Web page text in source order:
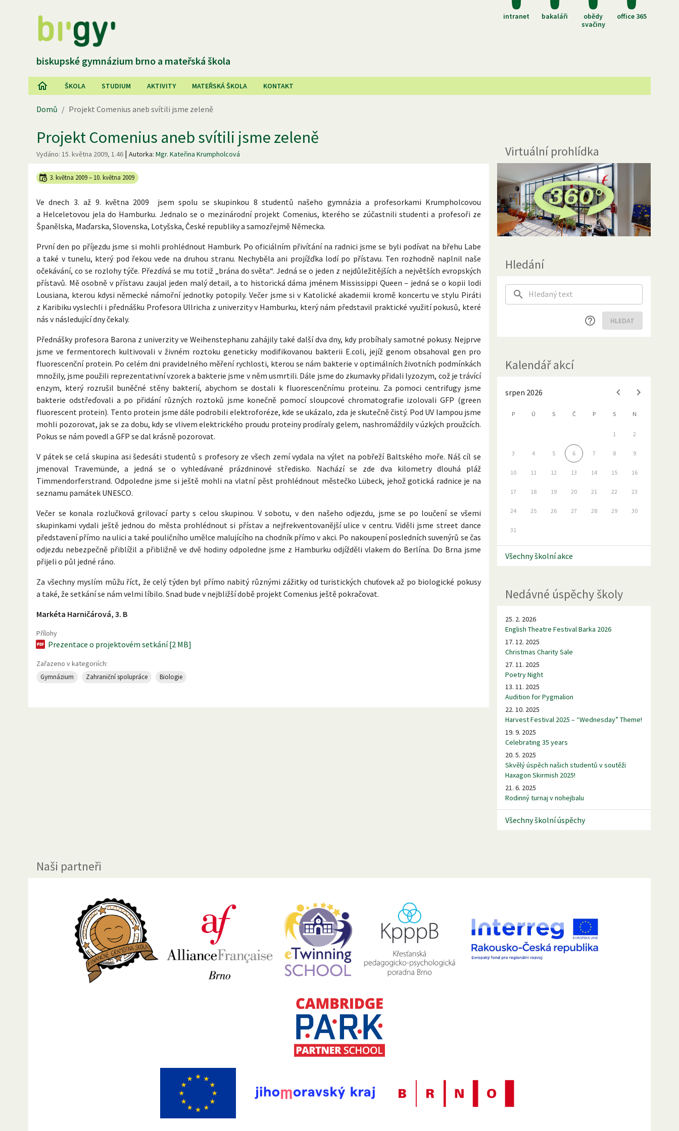
intranet bakaláři
obědy
svačiny
office 365
biskupské gymnázium brno a mateřská škola
ŠKOLA STUDIUM AKTIVITY MATEŘSKÁ ŠKOLA KONTAKT
Domů / Projekt Comenius aneb svítili jsme zeleně
Projekt Comenius aneb svítili jsme zeleně
Vydáno: 15. května 2009, 1.46 | Autorka: Mgr. Kateřina Krumpholcová
3. května 2009– 10. května 2009
Ve dnech 3. až 9. května 2009 jsem spolu se skupinkou 8 studentů našeho gymnázia a profesorkami Krumpholcovou
a Helceletovou jela do Hamburku. Jednalo se o mezinárodní projekt Comenius, kterého se zúčastnili studenti a profesoři ze
Španělska, Maďarska, Slovenska, Lotyšska, České republiky a samozřejmě Německa.
První den po příjezdu jsme si mohli prohlédnout Hamburk. Po oficiálním přivítání na radnici jsme se byli podívat na břehu Labe
a také v tunelu, který pod řekou vede na druhou stranu. Nechyběla ani projížďka lodí po přístavu. Ten rozhodně naplnil naše
očekávání, co se rozlohy týče. Přezdívá se mu totiž „brána do světa“. Jedná se o jeden z nejdůležitějších a největších evropských
přístavů. Mě osobně v přístavu zaujal jeden malý detail, a to historická dáma jménem Mississippi Queen – jedná se o kopii lodi
Lousiana, kterou kdysi německé námořní jednotky potopily. Večer jsme si v Katolické akademii kromě koncertu ve stylu Piráti
z Karibiku vyslechli i přednášku Profesora Ullricha z univerzity v Hamburku, který nám představil praktické využití pokusů, které
nás v následující dny čekaly.
Přednášky profesora Barona z univerzity ve Weihenstephanu zahájily také další dva dny, kdy probíhaly samotné pokusy. Nejprve
jsme ve fermentorech kultivovali v živném roztoku geneticky modifikovanou bakterii E.coli, jejíž genom obsahoval gen pro
fluorescenční protein. Po celém dni pravidelného měření rychlosti, kterou se nám bakterie v optimálních životních podmínkách
množily, jsme použili reprezentativní vzorek a bakterie jsme v něm usmrtili. Dále jsme do zkumavky přidali lyzozym, což je trávící
enzym, který rozrušil buněčné stěny bakterií, abychom se dostali k fluorescenčnímu proteinu. Za pomoci centrifugy jsme
bakterie odstřeďovali a po přidání různých roztoků jsme konečně pomocí sloupcové chromatografie izolovali GFP (green
fluorescent protein). Tento protein jsme dále podrobili elektroforéze, kde se ukázalo, zda je skutečně čistý. Pod UV lampou jsme
mohli pozorovat, jak se za dobu, kdy se vlivem elektrického proudu proteiny prodíraly gelem, nashromáždily v úzkých proužcích.
Pokus se nám povedl a GFP se dal krásně pozorovat.
V pátek se celá skupina asi šedesáti studentů s profesory ze všech zemí vydala na výlet na pobřeží Baltského moře. Náš cíl se
jmenoval Travemünde, a jedná se o vyhledávané prázdninové středisko. Nachází se zde dva kilometry dlouhá pláž
Timmendorferstrand. Odpoledne jsme si ještě mohli na vlatní pěst prohlédnout městečko Lübeck, jehož gotická radnice je na
seznamu památek UNESCO.
Večer se konala rozlučková grilovací party s celou skupinou. V sobotu, v den našeho odjezdu, jsme se po loučení se všemi
skupinkami vydali ještě jednou do města prohlédnout si přístav a nejfrekventovanější ulice v centru. Viděli jsme street dance
představení přímo na ulici a také pouličního umělce malujícího na chodník přímo v akci. Po nakoupení posledních suvenýrů se čas
odjezdu nebezpečně přiblížil a přibližně ve dvě hodiny odpoledne jsme z Hamburku odjížděli vlakem do Berlína. Do Brna jsme
přijeli o půl jedné ráno.
Za všechny myslím můžu říct, že celý týden byl přímo nabitý různými zážitky od turistických chuťovek až po biologické pokusy
a také, že setkání se nám velmi líbilo. Snad bude v nejbližší době projekt Comenius ještě pokračovat.
Markéta Harničárová, 3. B
Přílohy
Prezentace o projektovém setkání [2 MB]
Zařazeno v kategoriích:
Gymnázium Zahraniční spolupráce Biologie
Virtuální prohlídka
Hledání
HLEDAT
Kalendář akcí
srpen 2026
P Ú S Č P S N
1 2
3 4 5 6 7 8 9
10 11 12 13 14 15 16
17 18 19 20 21 22 23
24 25 26 27 28 29 30
31
Všechny školní akce
Nedávné úspěchy školy
25. 2. 2026
English Theatre Festival Barka 2026
17. 12. 2025
Christmas Charity Sale
27. 11. 2025
Poetry Night
13. 11. 2025
Audition for Pygmalion
22. 10. 2025
Harvest Festival 2025 – “Wednesday” Theme!
19. 9. 2025
Celebrating 35 years
20. 5. 2025
Skvělý úspěch našich studentů v soutěži
Haxagon Skirmish 2025!
21. 6. 2025
Rodinný turnaj v nohejbalu
Všechny školní úspěchy
Naši partneři